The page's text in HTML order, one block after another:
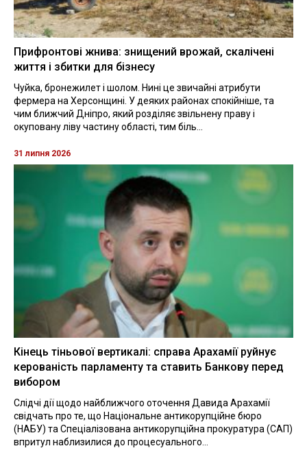
Прифронтові жнива: знищений врожай, скалічені
життя і збитки для бізнесу
Чуйка, бронежилет і шолом. Нині це звичайні атрибути
фермера на Херсонщині. У деяких районах спокійніше, та
чим ближчий Дніпро, який розділяє звільнену праву і
окуповану ліву частину області, тим біль...
31 липня 2026
Кінець тіньової вертикалі: справа Арахамії руйнує
керованість парламенту та ставить Банкову перед
вибором
Слідчі дії щодо найближчого оточення Давида Арахамії
свідчать про те, що Національне антикорупційне бюро
(НАБУ) та Спеціалізована антикорупційна прокуратура (САП)
впритул наблизилися до процесуального...